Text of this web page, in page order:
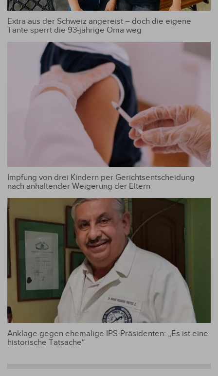
Extra aus der Schweiz angereist – doch die eigene
Tante sperrt die 93-jährige Oma weg
Impfung von drei Kindern per Gerichtsentscheidung
nach anhaltender Weigerung der Eltern
Anklage gegen ehemalige IPS-Präsidenten: „Es ist eine
historische Tatsache“